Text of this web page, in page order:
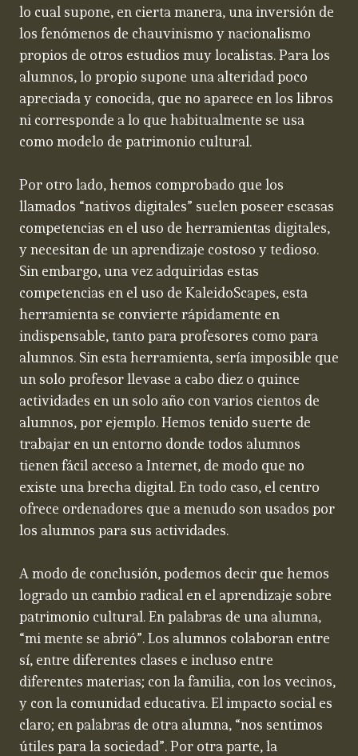
lo cual supone, en cierta manera, una inversión de
los fenómenos de chauvinismo y nacionalismo
propios de otros estudios muy localistas. Para los
alumnos, lo propio supone una alteridad poco
apreciada y conocida, que no aparece en los libros
ni corresponde a lo que habitualmente se usa
como modelo de patrimonio cultural.
Por otro lado, hemos comprobado que los
llamados “nativos digitales” suelen poseer escasas
competencias en el uso de herramientas digitales,
y necesitan de un aprendizaje costoso y tedioso.
Sin embargo, una vez adquiridas estas
competencias en el uso de KaleidoScapes, esta
herramienta se convierte rápidamente en
indispensable, tanto para profesores como para
alumnos. Sin esta herramienta, sería imposible que
un solo profesor llevase a cabo diez o quince
actividades en un solo año con varios cientos de
alumnos, por ejemplo. Hemos tenido suerte de
trabajar en un entorno donde todos alumnos
tienen fácil acceso a Internet, de modo que no
existe una brecha digital. En todo caso, el centro
ofrece ordenadores que a menudo son usados por
los alumnos para sus actividades.
A modo de conclusión, podemos decir que hemos
logrado un cambio radical en el aprendizaje sobre
patrimonio cultural. En palabras de una alumna,
“mi mente se abrió”. Los alumnos colaboran entre
sí, entre diferentes clases e incluso entre
diferentes materias; con la familia, con los vecinos,
y con la comunidad educativa. El impacto social es
claro; en palabras de otra alumna, “nos sentimos
útiles para la sociedad”. Por otra parte, la